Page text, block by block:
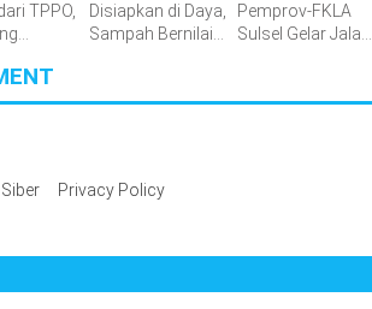
TPPO,
Sulsel
Disiapkan di Daya,
Sampah Bernilai
Pemprov-FKLA
Sulsel Gelar Jalan
Kemanusiaan
Privacy Policy